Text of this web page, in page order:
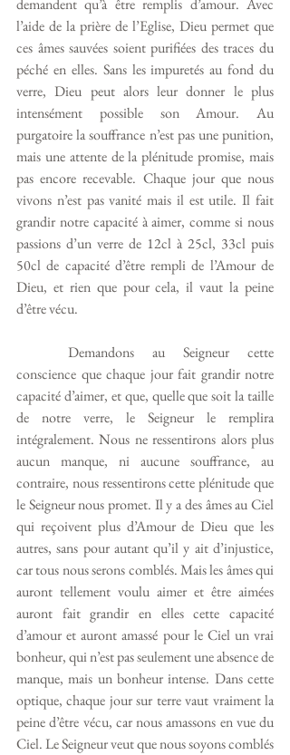
demandent qu’à être remplis d’amour. Avec
l’aide de la prière de l’Eglise, Dieu permet que
ces âmes sauvées soient purifiées des traces du
péché en elles. Sans les impuretés au fond du
verre, Dieu peut alors leur donner le plus
intensément possible son Amour. Au
purgatoire la souffrance n’est pas une punition,
mais une attente de la plénitude promise, mais
pas encore recevable. Chaque jour que nous
vivons n’est pas vanité mais il est utile. Il fait
grandir notre capacité à aimer, comme si nous
passions d’un verre de 12cl à 25cl, 33cl puis
50cl de capacité d’être rempli de l’Amour de
Dieu, et rien que pour cela, il vaut la peine
d’être vécu.
conscience que chaque jour fait grandir notre
capacité d’aimer, et que, quelle que soit la taille
de notre verre, le Seigneur le remplira
intégralement. Nous ne ressentirons alors plus
aucun manque, ni aucune souffrance, au
contraire, nous ressentirons cette plénitude que
le Seigneur nous promet. Il y a des âmes au Ciel
qui reçoivent plus d’Amour de Dieu que les
autres, sans pour autant qu’il y ait d’injustice,
car tous nous serons comblés. Mais les âmes qui
auront tellement voulu aimer et être aimées
auront fait grandir en elles cette capacité
d’amour et auront amassé pour le Ciel un vrai
bonheur, qui n’est pas seulement une absence de
manque, mais un bonheur intense. Dans cette
optique, chaque jour sur terre vaut vraiment la
peine d’être vécu, car nous amassons en vue du
Ciel. Le Seigneur veut que nous soyons comblés